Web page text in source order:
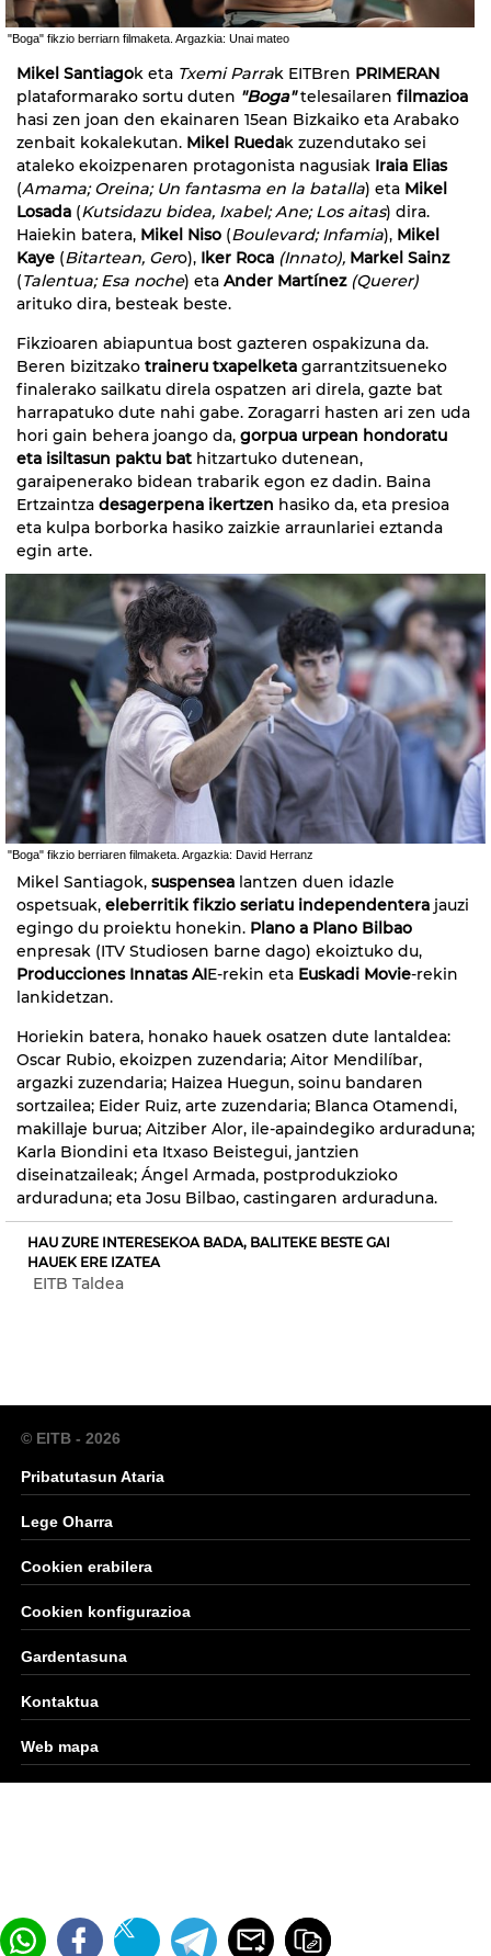
"Boga" fikzio berriarn filmaketa. Argazkia: Unai mateo
Mikel Santiagok eta Txemi Parrak EITBren PRIMERAN
plataformarako sortu duten "Boga"telesailaren filmazioa
hasi zen joan den ekainaren 15ean Bizkaiko eta Arabako
zenbait kokalekutan. Mikel Ruedak zuzendutako sei
ataleko ekoizpenaren protagonista nagusiak Iraia Elias
(Amama; Oreina; Un fantasma en la batalla) eta Mikel
Losada (Kutsidazu bidea, Ixabel; Ane; Los aitas) dira.
Haiekin batera, Mikel Niso (Boulevard; Infamia), Mikel
Kaye (Bitartean, Gero), Iker Roca (Innato), Markel Sainz
(Talentua; Esa noche) eta Ander Martínez (Querer)
arituko dira, besteak beste.
Fikzioaren abiapuntua bost gazteren ospakizuna da.
Beren bizitzako traineru txapelketa garrantzitsueneko
finalerako sailkatu direla ospatzen ari direla, gazte bat
harrapatuko dute nahi gabe. Zoragarri hasten ari zen uda
hori gain behera joango da, gorpua urpean hondoratu
eta isiltasun paktu bat hitzartuko dutenean,
garaipenerako bidean trabarik egon ez dadin. Baina
Ertzaintza desagerpena ikertzen hasiko da, eta presioa
eta kulpa borborka hasiko zaizkie arraunlariei eztanda
egin arte.
"Boga" fikzio berriaren filmaketa. Argazkia: David Herranz
Mikel Santiagok, suspensea lantzen duen idazle
ospetsuak, eleberritik fikzio seriatu independentera jauzi
egingo du proiektu honekin. Plano a Plano Bilbao
enpresak (ITV Studiosen barne dago) ekoiztuko du,
Producciones Innatas AIE-rekin eta Euskadi Movie-rekin
lankidetzan.
Horiekin batera, honako hauek osatzen dute lantaldea:
Oscar Rubio, ekoizpen zuzendaria; Aitor Mendilíbar,
argazki zuzendaria; Haizea Huegun, soinu bandaren
sortzailea; Eider Ruiz, arte zuzendaria; Blanca Otamendi,
makillaje burua; Aitziber Alor, ile-apaindegiko arduraduna;
Karla Biondini eta Itxaso Beistegui, jantzien
diseinatzaileak; Ángel Armada, postprodukzioko
arduraduna; eta Josu Bilbao, castingaren arduraduna.
HAU ZURE INTERESEKOA BADA, BALITEKE BESTE GAI
HAUEK ERE IZATEA
EITB Taldea
© EITB - 2026
Pribatutasun Ataria
Lege Oharra
Cookien erabilera
Cookien konfigurazioa
Gardentasuna
Kontaktua
Web mapa